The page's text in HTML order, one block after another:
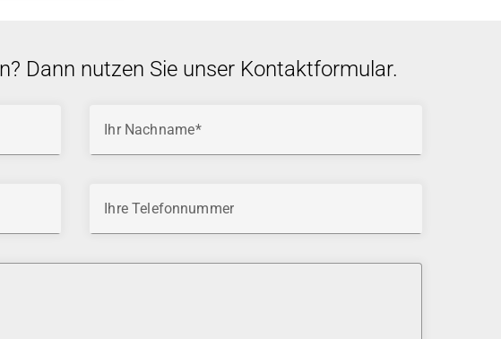
Dann nutzen Sie unser Kontaktformular.
Ihr Nachname
Ihre Telefonnummer